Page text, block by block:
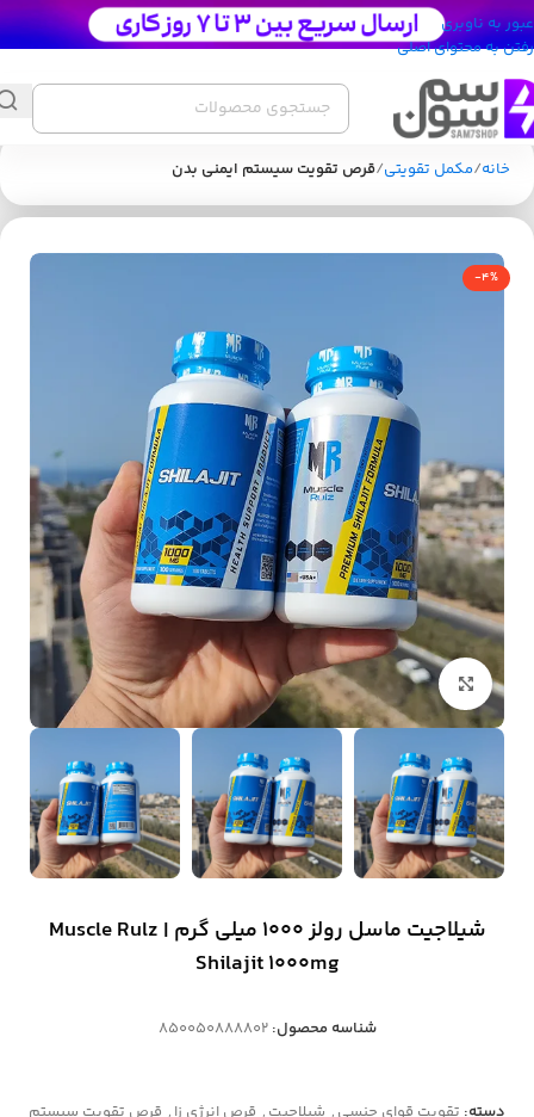
عبور به ناوبری
رفتن به محتوای اصلی
خانه مکمل تقویتی قرص تقویت سیستم ایمنی بدن
-4%
بزرگنمایی تصویر
شیلاجیت ماسل رولز 1000 میلی گرم | Muscle Rulz
Shilajit 1000mg
شناسه محصول:850050888802